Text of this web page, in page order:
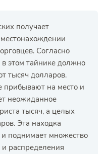
получает
Согласно
этом тайнике должно
тысяч долларов.
прибывают на место и
неожиданное
тысяч, а целых
Эта находка
поднимает множество
и распределения